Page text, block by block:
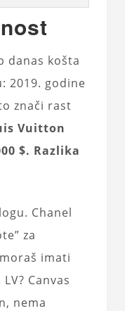
danas košta
2019. godine
znači rast
Vuitton
$. Razlika
Chanel
za
imati
LV? Canvas
nema